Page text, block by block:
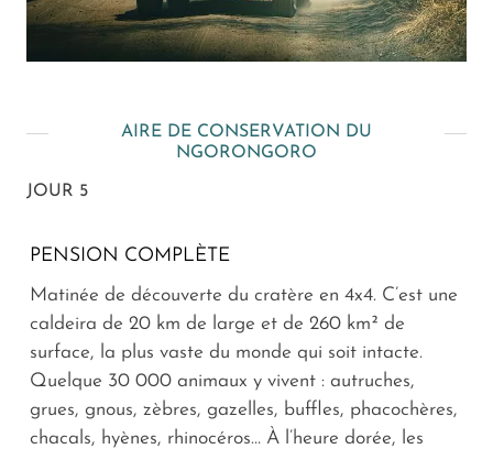
AIRE DE CONSERVATION DU
NGORONGORO
JOUR 5
PENSION COMPLÈTE
Matinée de découverte du cratère en 4x4. C’est une
caldeira de 20 km de large et de 260 km² de
surface, la plus vaste du monde qui soit intacte.
Quelque 30 000 animaux y vivent : autruches,
grues, gnous, zèbres, gazelles, buffles, phacochères,
chacals, hyènes, rhinocéros… À l’heure dorée, les